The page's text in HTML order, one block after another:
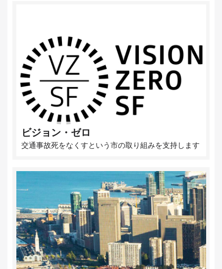
ビジョン・ゼロ
交通事故死をなくすという市の取り組みを支持します